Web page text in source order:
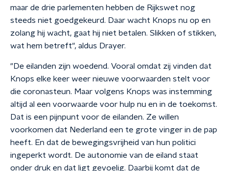
maar de drie parlementen hebben de Rijkswet nog
steeds niet goedgekeurd. Daar wacht Knops nu op en
zolang hij wacht, gaat hij niet betalen. Slikken of stikken,
wat hem betreft", aldus Drayer.
"De eilanden zijn woedend. Vooral omdat zij vinden dat
Knops elke keer weer nieuwe voorwaarden stelt voor
die coronasteun. Maar volgens Knops was instemming
altijd al een voorwaarde voor hulp nu en in de toekomst.
Dat is een pijnpunt voor de eilanden. Ze willen
voorkomen dat Nederland een te grote vinger in de pap
heeft. En dat de bewegingsvrijheid van hun politici
ingeperkt wordt. De autonomie van de eiland staat
onder druk en dat ligt gevoelig. Daarbij komt dat de